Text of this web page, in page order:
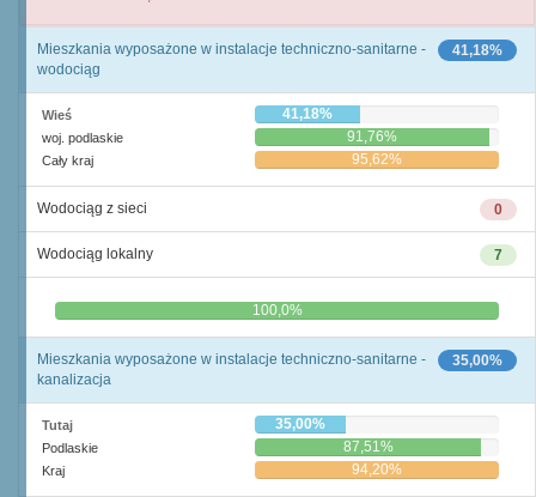
41,18%
Mieszkania wyposażone w instalacje techniczno-sanitarne -
wodociąg
Wieś 41,18%
woj. podlaskie 91,76%
Cały kraj 95,62%
0
Wodociąg z sieci
7
Wodociąg lokalny
0,0% 100,0%
35,00%
Mieszkania wyposażone w instalacje techniczno-sanitarne -
kanalizacja
Tutaj 35,00%
Podlaskie 87,51%
Kraj 94,20%